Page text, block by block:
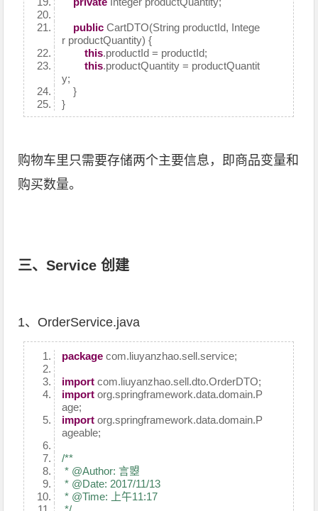
public CartDTO(String productId, Intege
r productQuantity) {
this.productId = productId;
this.productQuantity = productQuantit
y;
}
}
购物车里只需要存储两个主要信息，即商品变量和
购买数量。
三、Service 创建
1、OrderService.java
package com.liuyanzhao.sell.service;
import com.liuyanzhao.sell.dto.OrderDTO;
import org.springframework.data.domain.P
age;
import org.springframework.data.domain.P
ageable;
/**
* @Author: 言曌
* @Date: 2017/11/13
* @Time: 上午11:17